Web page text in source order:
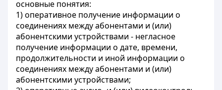
основные понятия:
1) оперативное получение информации о
соединениях между абонентами и (или)
абонентскими устройствами - негласное
получение информации о дате, времени,
продолжительности и иной информации о
соединениях между абонентами и (или)
абонентскими устройствами;